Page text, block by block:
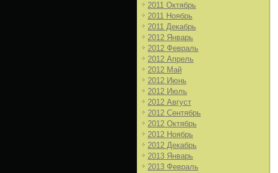
2011 Октябрь
2011 Ноябрь
2011 Декабрь
2012 Январь
2012 Февраль
2012 Апрель
2012 Май
2012 Июнь
2012 Июль
2012 Август
2012 Сентябрь
2012 Октябрь
2012 Ноябрь
2012 Декабрь
2013 Январь
2013 Февраль